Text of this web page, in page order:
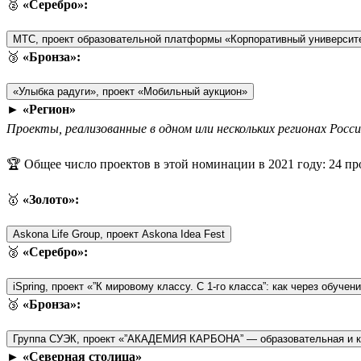
🥈 «Серебро»:
МТС, проект образовательной платформы «Корпоративный
🥉 «Бронза»:
«Улыбка радуги», проект «Мобильный аукцион»
► «Регион»
Проекты, реализованные в одном или нескольких регионах
🏆 Общее число проектов в этой номинации в 2021 году: 24
🥇 «Золото»:
Askona Life Group, проект Askona Idea Fest
🥈 «Серебро»:
iSpring, проект «”К мировому классу. С 1-го класса”: как через
🥉 «Бронза»:
Группа СУЭК, проект «”АКАДЕМИЯ КАРБОНА” — образовательная и
► «Северная столица»